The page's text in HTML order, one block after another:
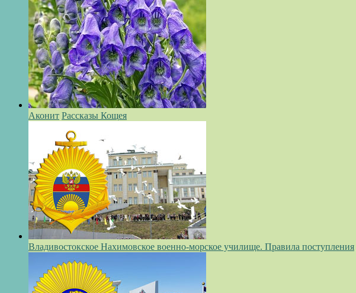
Аконит Рассказы Кощея
Владивостокское Нахимовское военно-морское училище. Правила поступления